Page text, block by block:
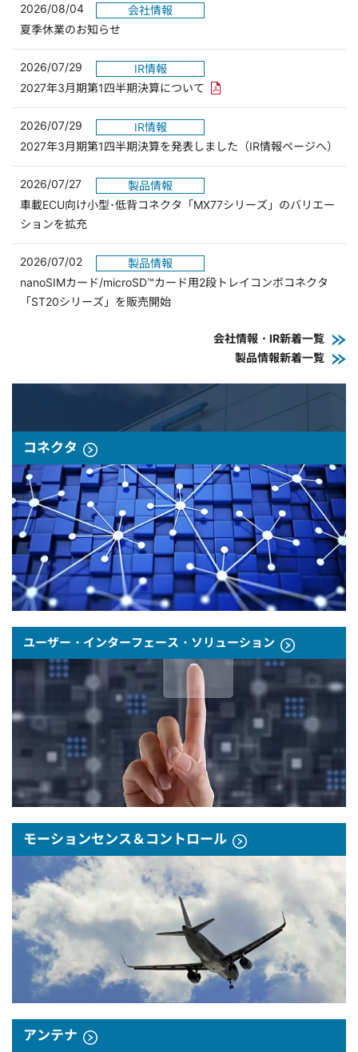
2026/08/04
会社情報
夏季休業のお知らせ
2026/07/29
IR情報
2027年3月期第1四半期決算について PDFリンクを新しいウィンド
2026/07/29
IR情報
2027年3月期第1四半期決算を発表しました（IR情報ページへ）
2026/07/27
製品情報
車載ECU向け小型･低背コネクタ「MX77シリーズ」のバリエー
ションを拡充
2026/07/02
製品情報
nanoSIMカード/microSD™カード用2段トレイコンボコネクタ
「ST20シリーズ」を販売開始
会社情報・IR新着一覧
製品情報新着一覧
コネクタ
ユーザー・インターフェース・ソリューション
モーションセンス＆コントロール
アンテナ